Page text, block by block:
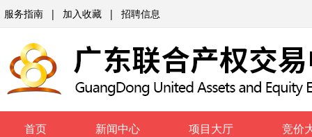
服务指南 | 加入收藏 | 招聘信息
首页 新闻中心 项目大厅 竞价